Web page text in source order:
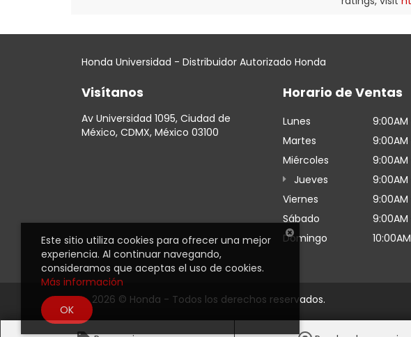
Honda Universidad - Distribuidor Autorizado Honda
Visítanos
Av Universidad 1095, Ciudad de
México, CDMX, México 03100
Horario de Ventas
Lunes
Martes
Miércoles
Jueves
Viernes
Sábado
Domingo
2026 © Honda - Todos los derechos reservados.
Este sitio utiliza cookies para ofrecer una mejor
experiencia. Al continuar navegando,
consideramos que aceptas el uso de cookies.
Más información
OK